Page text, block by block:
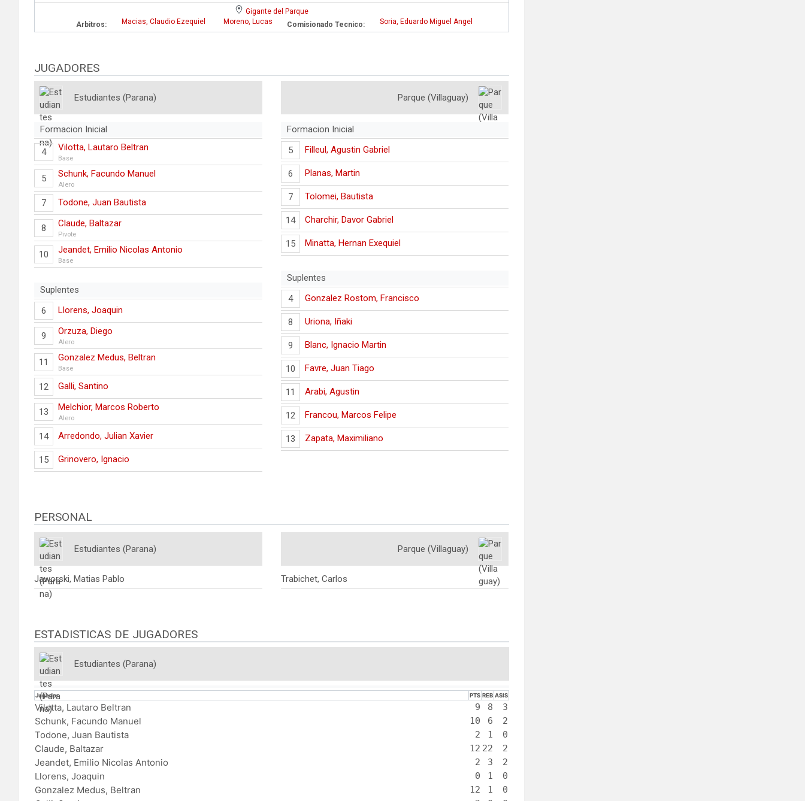
Gigante del Parque
Arbitros:
Macias, Claudio Ezequiel Moreno, Lucas Comisionado Tecnico: Soria, Eduardo Miguel Angel
JUGADORES
Estudiantes (Parana)
Formacion Inicial
4 Vilotta, Lautaro Beltran
Base
5 Schunk, Facundo Manuel
Alero
7 Todone, Juan Bautista
8 Claude, Baltazar
Pivote
10 Jeandet, Emilio Nicolas Antonio
Base
Suplentes
6
Llorens, Joaquin
9 Orzuza, Diego
Alero
11 Gonzalez Medus, Beltran
Base
12 Galli, Santino
13 Melchior, Marcos Roberto
Alero
14 Arredondo, Julian Xavier
15 Grinovero, Ignacio
Parque (Villaguay)
Formacion Inicial
5
Filleul, Agustin Gabriel
6 Planas, Martin
7 Tolomei, Bautista
14 Charchir, Davor Gabriel
15 Minatta, Hernan Exequiel
Suplentes
4
Gonzalez Rostom, Francisco
8 Uriona, Iñaki
9 Blanc, Ignacio Martin
10 Favre, Juan Tiago
11 Arabi, Agustin
12 Francou, Marcos Felipe
13 Zapata, Maximiliano
PERSONAL
Estudiantes (Parana)
Jaworski, Matias Pablo
Parque (Villaguay)
Trabichet, Carlos
ESTADISTICAS DE JUGADORES
Estudiantes (Parana)
Jugador PTS REB ASIS
Vilotta, Lautaro Beltran 9 8 3
Schunk, Facundo Manuel 10 6 2
Todone, Juan Bautista 2 1 0
Claude, Baltazar 12 22 2
Jeandet, Emilio Nicolas Antonio 2 3 2
Llorens, Joaquin 0 1 0
Gonzalez Medus, Beltran 12 1 0